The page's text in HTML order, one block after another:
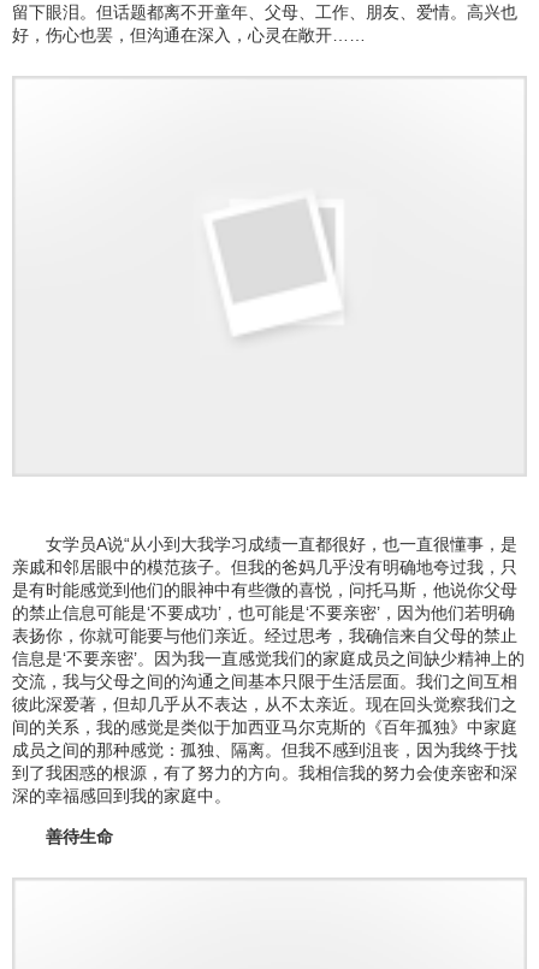
留下眼泪。但话题都离不开童年、父母、工作、朋友、爱情。高兴也
好，伤心也罢，但沟通在深入，心灵在敞开……
女学员A说“从小到大我学习成绩一直都很好，也一直很懂事，是
亲戚和邻居眼中的模范孩子。但我的爸妈几乎没有明确地夸过我，只
是有时能感觉到他们的眼神中有些微的喜悦，问托马斯，他说你父母
的禁止信息可能是‘不要成功’，也可能是‘不要亲密’，因为他们若明确
表扬你，你就可能要与他们亲近。经过思考，我确信来自父母的禁止
信息是‘不要亲密’。因为我一直感觉我们的家庭成员之间缺少精神上的
交流，我与父母之间的沟通之间基本只限于生活层面。我们之间互相
彼此深爱著，但却几乎从不表达，从不太亲近。现在回头觉察我们之
间的关系，我的感觉是类似于加西亚马尔克斯的《百年孤独》中家庭
成员之间的那种感觉：孤独、隔离。但我不感到沮丧，因为我终于找
到了我困惑的根源，有了努力的方向。我相信我的努力会使亲密和深
深的幸福感回到我的家庭中。
善待生命